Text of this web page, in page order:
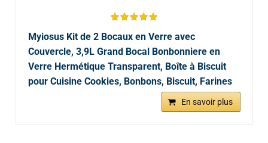
Myiosus Kit de 2 Bocaux en Verre avec
Couvercle, 3,9L Grand Bocal Bonbonniere en
Verre Hermétique Transparent, Boîte à Biscuit
pour Cuisine Cookies, Bonbons, Biscuit, Farines
En savoir plus